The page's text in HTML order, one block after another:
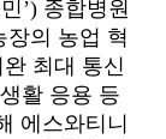
’) 종합병원
의 농업 혁
최대 통신
활 응용 등
에스와티니